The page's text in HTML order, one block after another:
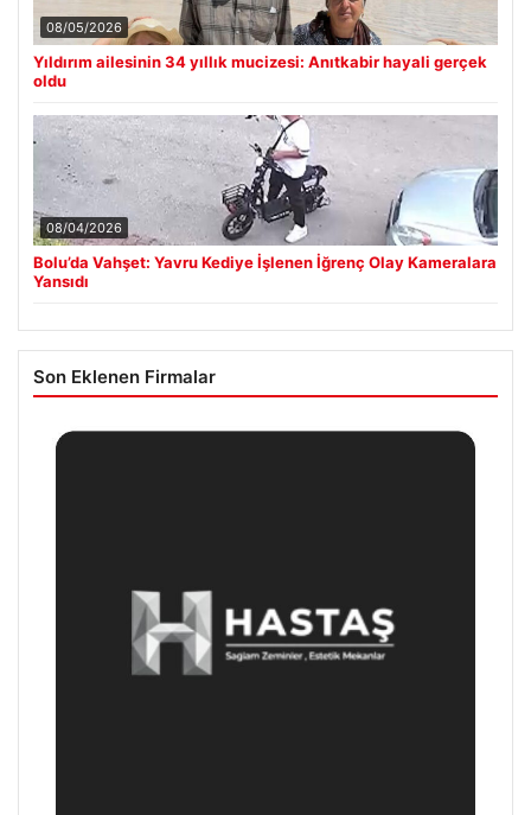
08/05/2026
Yıldırım ailesinin 34 yıllık mucizesi: Anıtkabir hayali gerçek
oldu
08/04/2026
Bolu’da Vahşet: Yavru Kediye İşlenen İğrenç Olay Kameralara
Yansıdı
Son Eklenen Firmalar